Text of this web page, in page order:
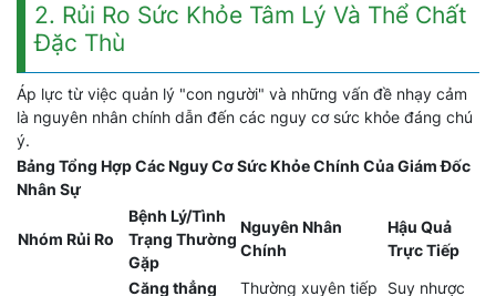
2. Rủi Ro Sức Khỏe Tâm Lý Và Thể Chất
Đặc Thù
Áp lực từ việc quản lý "con người" và những vấn đề nhạy cảm
là nguyên nhân chính dẫn đến các nguy cơ sức khỏe đáng chú
ý.
Bảng Tổng Hợp Các Nguy Cơ Sức Khỏe Chính Của Giám Đốc
Nhân Sự
Nhóm Rủi Ro
Bệnh Lý/Tình
Trạng Thường
Gặp
Nguyên Nhân
Chính
Hậu Quả
Trực Tiếp
Căng thẳng
Thường xuyên tiếp Suy nhược